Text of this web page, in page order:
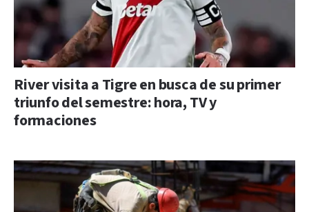
River visita a Tigre en busca de su primer
triunfo del semestre: hora, TV y
formaciones